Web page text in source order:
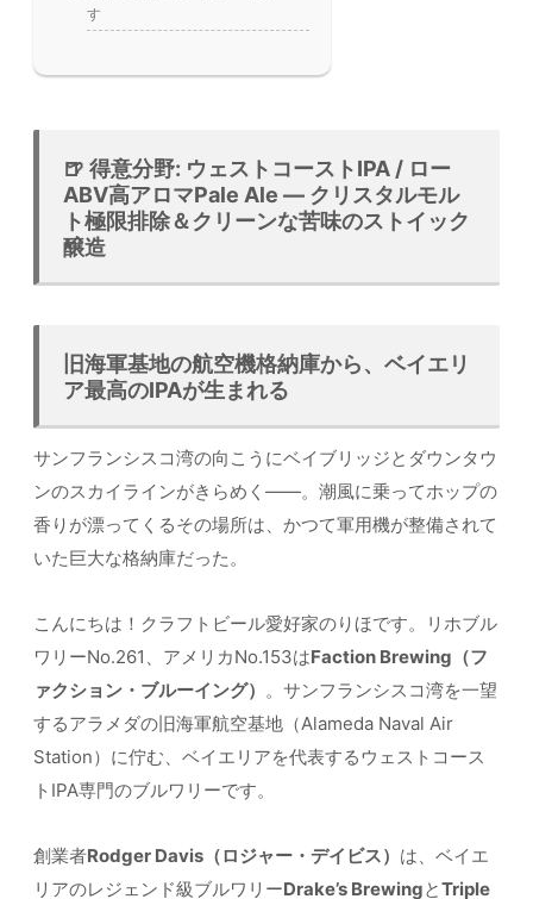
す
🍺 得意分野: ウェストコーストIPA / ロー
ABV高アロマPale Ale — クリスタルモル
ト極限排除＆クリーンな苦味のストイック
醸造
旧海軍基地の航空機格納庫から、ベイエリ
ア最高のIPAが生まれる
サンフランシスコ湾の向こうにベイブリッジとダウンタウ
ンのスカイラインがきらめく——。潮風に乗ってホップの
香りが漂ってくるその場所は、かつて軍用機が整備されて
いた巨大な格納庫だった。
こんにちは！クラフトビール愛好家のりほです。リホブル
ワリーNo.261、アメリカNo.153はFaction Brewing（フ
ァクション・ブルーイング） 。サンフランシスコ湾を一望
するアラメダの旧海軍航空基地（Alameda Naval Air
Station）に佇む、ベイエリアを代表するウェストコース
トIPA専門のブルワリーです。
創業者Rodger Davis（ロジャー・デイビス） は、ベイエ
リアのレジェンド級ブルワリーDrake’s BrewingとTriple